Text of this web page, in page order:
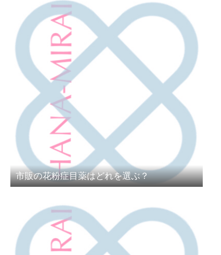
市販の花粉症目薬はどれを選ぶ？